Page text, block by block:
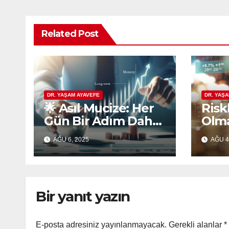
Related Post
DR. YAŞAM AYAVEFE
🌟 Asıl Mucize: Her
Gün Bir Adım Daha
Atmaktır
AĞU 6, 2025
DR.
AĞU
Bir yanıt yazın
E-posta adresiniz yayınlanmayacak. Gerekli alanlar *